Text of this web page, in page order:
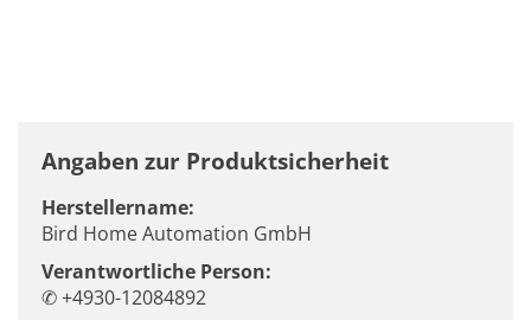
Angaben zur Produktsicherheit
Herstellername:
Bird Home Automation GmbH
Verantwortliche Person:
✆ +4930-12084892